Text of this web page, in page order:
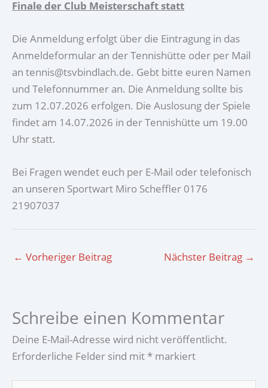
Finale der Club Meisterschaft statt
Die Anmeldung erfolgt über die Eintragung in das
Anmeldeformular an der Tennishütte oder per Mail
an tennis@tsvbindlach.de. Gebt bitte euren Namen
und Telefonnummer an. Die Anmeldung sollte bis
zum 12.07.2026 erfolgen. Die Auslosung der Spiele
findet am 14.07.2026 in der Tennishütte um 19.00
Uhr statt.
Bei Fragen wendet euch per E-Mail oder telefonisch
an unseren Sportwart Miro Scheffler 0176
21907037
← Vorheriger Beitrag Nächster Beitrag →
Schreibe einen Kommentar
Deine E-Mail-Adresse wird nicht veröffentlicht.
Erforderliche Felder sind mit * markiert